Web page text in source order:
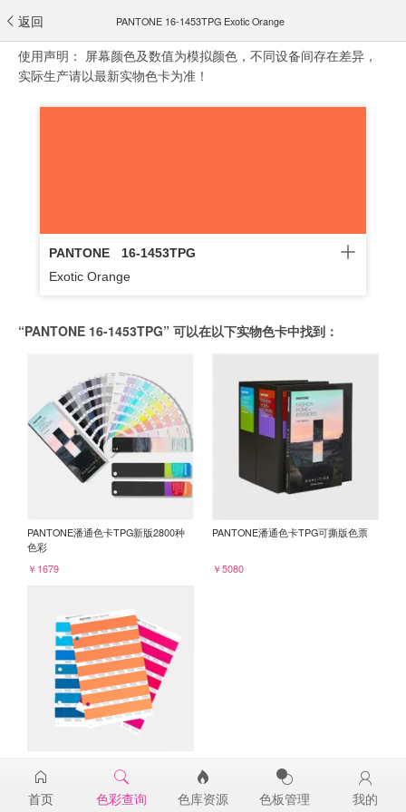
返回 PANTONE 16-1453TPG Exotic Orange
使用声明： 屏幕颜色及数值为模拟颜色，不同设备间存在差异，
实际生产请以最新实物色卡为准！
PANTONE
16-1453TPG
Exotic Orange
“PANTONE 16-1453TPG” 可以在以下实物色卡中找到：
PANTONE潘通色卡TPG新版2800种
色彩
￥1679
PANTONE潘通色卡TPG可撕版色票
￥5080
16-1453TPG
￥98
首页 色彩查询 色库资源 色板管理 我的